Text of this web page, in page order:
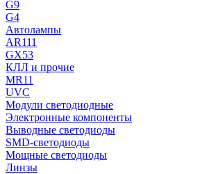
G9
G4
Автолампы
AR111
GX53
КЛЛ и прочие
MR11
UVC
Модули светодиодные
Электронные компоненты
Выводные светодиоды
SMD-светодиоды
Мощные светодиоды
Линзы